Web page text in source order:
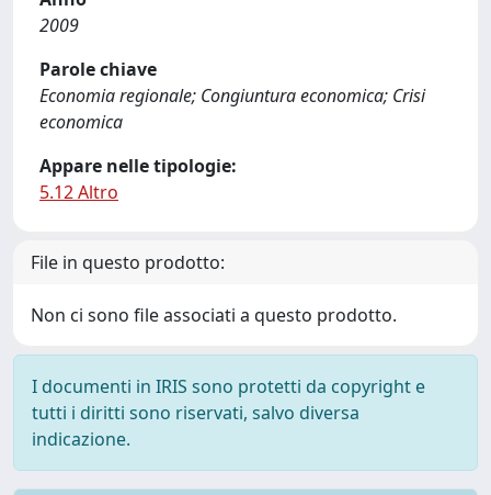
2009
Parole chiave
Economia regionale; Congiuntura economica; Crisi
economica
Appare nelle tipologie:
5.12 Altro
File in questo prodotto:
Non ci sono file associati a questo prodotto.
I documenti in IRIS sono protetti da copyright e
tutti i diritti sono riservati, salvo diversa
indicazione.